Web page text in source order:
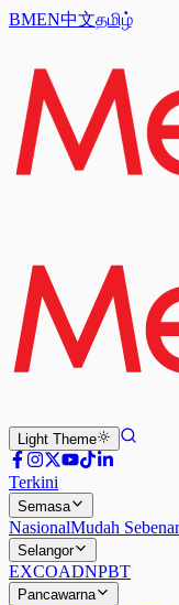
BMEN中文தமிழ்
Light Theme
Terkini
Semasa
NasionalMudah
Selangor
EXCOADNPBT
Pancawarna